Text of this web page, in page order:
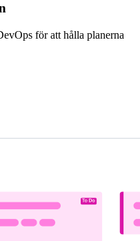
för att hålla planerna